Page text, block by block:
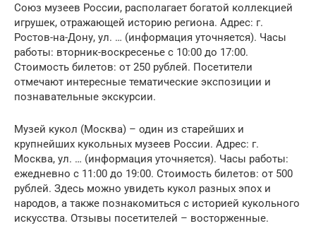
Союз музеев России, располагает богатой коллекцией
игрушек, отражающей историю региона. Адрес: г.
Ростов-на-Дону, ул. … (информация уточняется). Часы
работы: вторник-воскресенье с 10:00 до 17:00.
Стоимость билетов: от 250 рублей. Посетители
отмечают интересные тематические экспозиции и
познавательные экскурсии.
Музей кукол (Москва) – один из старейших и
крупнейших кукольных музеев России. Адрес: г.
Москва, ул. … (информация уточняется). Часы работы:
ежедневно с 11:00 до 19:00. Стоимость билетов: от 500
рублей. Здесь можно увидеть кукол разных эпох и
народов, а также познакомиться с историей кукольного
искусства. Отзывы посетителей – восторженные.